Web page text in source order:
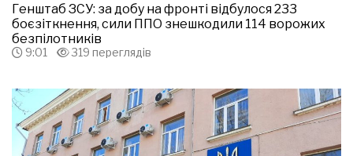
Генштаб ЗСУ: за добу на фронті відбулося 233
боєзіткнення, сили ППО знешкодили 114 ворожих
безпілотників
9:01 319 переглядів